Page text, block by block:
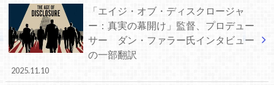
「エイジ・オブ・ディスクロージャ
ー：真実の幕開け」監督、プロデュー
サー ダン・ファラー氏インタビュー
の一部翻訳
2025.11.10